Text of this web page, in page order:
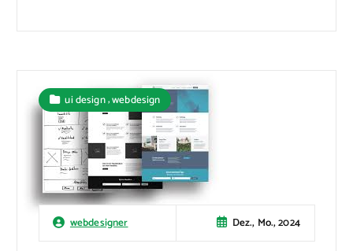
webdesigner Dez., Mo., 2024
ui design,webdesign